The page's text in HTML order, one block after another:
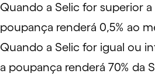
Quando a Selic for superior a
poupança renderá 0,5% ao
Quando a Selic for igual ou
a poupança renderá 70% da